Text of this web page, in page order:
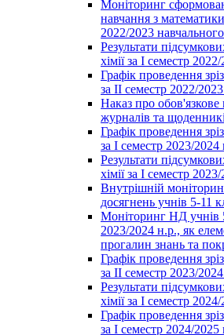
Моніторинг
навчання з
2022/2023
Результати
хімії за І семестр
Графік проведення
за ІІ семестр 2022/
Наказ про
журналів та
Графік проведення
за І семестр 2023/2024
Результати
хімії за І семестр
Внутрішній
досягнень учнів 5-11
Моніторинг НД учнів
2023/2024 н.р., як
прогалин знань та
Графік проведення
за ІІ семестр 2023/
Результати
хімії за І семестр
Графік проведення
за І семестр 2024/2025